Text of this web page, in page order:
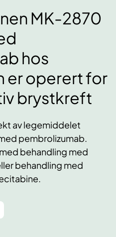
MK-2870
hos
er operert for
brystkreft
av legemiddelet
pembrolizumab.
behandling med
behandling med